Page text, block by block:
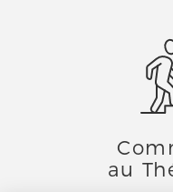
au